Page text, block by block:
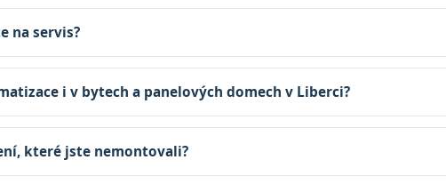
na servis?
i v bytech a panelových domech v Liberci?
které jste nemontovali?